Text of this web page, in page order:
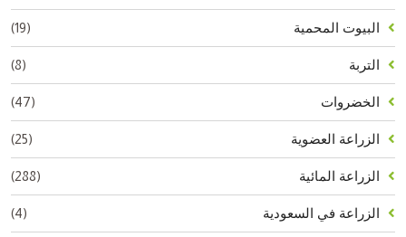
البيوت المحمية (19)
التربة (8)
الخضروات (47)
الزراعة العضوية (25)
الزراعة المائية (288)
الزراعة في السعودية (4)